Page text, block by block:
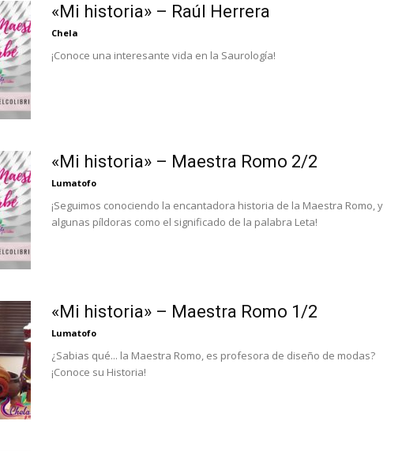
«Mi historia» – Raúl Herrera
Chela
¡Conoce una interesante vida en la Saurología!
«Mi historia» – Maestra Romo 2/2
Lumatofo
¡Seguimos conociendo la encantadora historia de la Maestra Romo, y
algunas píldoras como el significado de la palabra Leta!
«Mi historia» – Maestra Romo 1/2
Lumatofo
¿Sabias qué... la Maestra Romo, es profesora de diseño de modas?
¡Conoce su Historia!